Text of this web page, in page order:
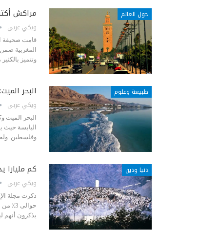
حول العالم مراكش
ويكي عربي
قامت صحيفة
المغربية
وتتميز
طبيعة وعلوم البحر
ويكي عربي
البحر
وفلسطين. وله
دنيا ودين كم
ويكي عربي
يذكرون أنهم